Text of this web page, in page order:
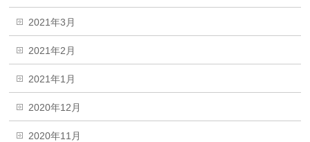
2021年3月
2021年2月
2021年1月
2020年12月
2020年11月